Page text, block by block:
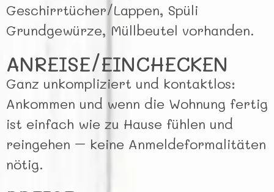
Geschirrtücher/Lappen, Spüli
Grundgewürze, Müllbeutel vorhanden.
ANREISE/EINCHECKEN
Ganz unkompliziert und kontaktlos:
Ankommen und wenn die Wohnung fertig
ist einfach wie zu Hause fühlen und
reingehen – keine Anmeldeformalitäten
nötig.